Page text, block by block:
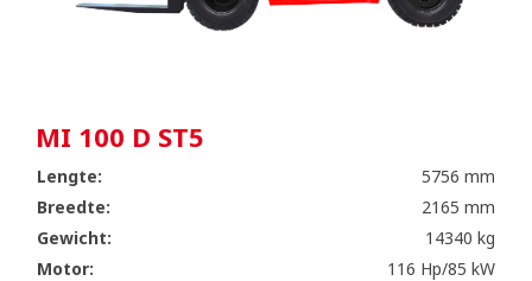
MI 100 D ST5
Lengte:
5756 mm
Breedte:
2165 mm
Gewicht:
14340 kg
Motor:
116 Hp/85 kW